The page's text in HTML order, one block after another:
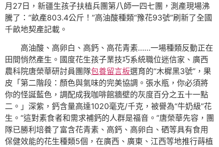
月27日，新疆生孩子扶植兵團第八師一四七團，測產現場沸
騰了：“畝產803.4公斤！”高油酸種類“豫花93號”刷新了全國
千畝地契產記載。
高油酸、高卵白、高鈣、高花青素……一場種類反動正在
田間悄然產生。國度花生孩子業技巧系統職位迷信家、廣西
農科院唐榮華研討員團隊包養留言板選育的“木樨黑3號”，果
皮「第二階段：顏色與氣味的完美協調。張水瓶，你必須將
你的怪誕藍色，調配成我咖啡館牆壁的灰度百分之五十一點
二。」深紫，鈣含量高達1020毫克/千克，被譽為“牛奶級”花
生。“這對素食者和需求補鈣的人群是福音。”唐榮華先容，團
隊已勝利培養了富含花青素、高鈣、高卵白、硒等具有食用
保健效能的花生種類5個，在廣西、廣東、江西等地推行蒔植